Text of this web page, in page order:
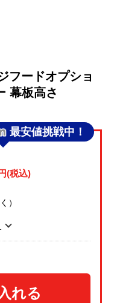
フードオプショ
幕板高さ
最安値挑戦中！
円(税込)
）
れる